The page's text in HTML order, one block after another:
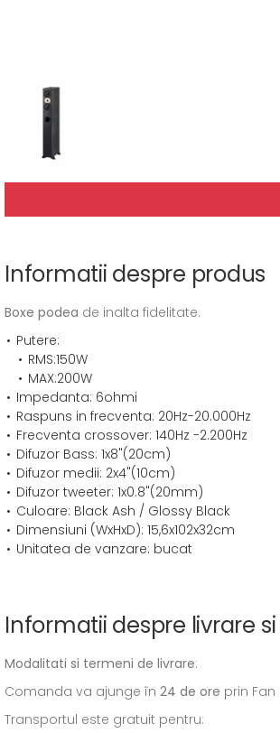
Informatii despre produs
Boxe podea de inalta fidelitate.
Putere:
RMS:150W
MAX:200W
Impedanta: 6ohmi
Raspuns in frecventa: 20Hz-20.000Hz
Frecventa crossover: 140Hz -2.200Hz
Difuzor Bass: 1x8"(20cm)
Difuzor medii: 2x4"(10cm)
Difuzor tweeter: 1x0.8"(20mm)
Culoare: Black Ash / Glossy Black
Dimensiuni (WxHxD): 15,6x102x32cm
Unitatea de vanzare: bucat
Informatii despre livrare
Modalitati si termeni de livrare:
Comanda va ajunge în 24 de ore prin Fan
Transportul este gratuit pentru: